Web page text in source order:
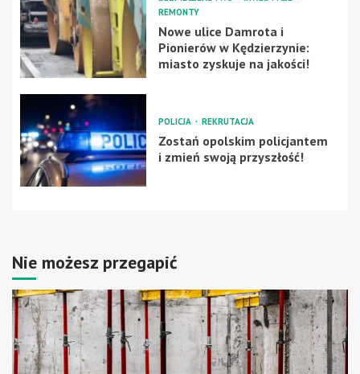
REMONTY
Nowe ulice Damrota i
Pionierów w Kędzierzynie:
miasto zyskuje na jakości!
POLICJA REKRUTACJA
Zostań opolskim policjantem
i zmień swoją przyszłość!
Nie możesz przegapić